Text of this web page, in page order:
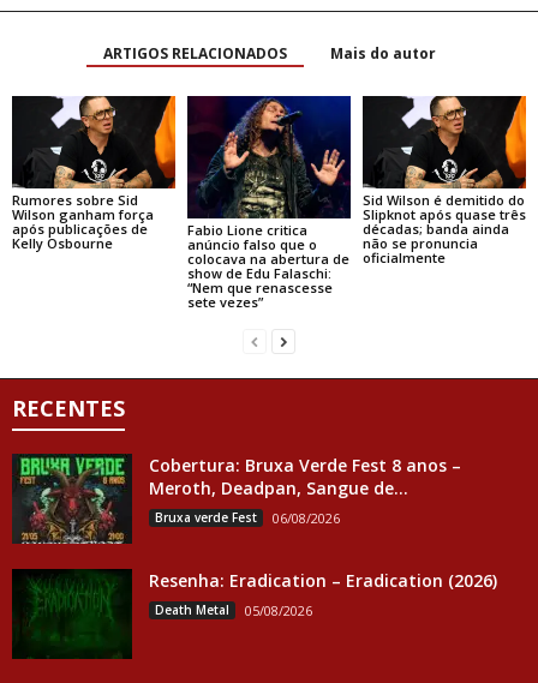
ARTIGOS RELACIONADOS Mais do autor
Rumores sobre Sid
Wilson ganham força
após publicações de
Kelly Osbourne
Fabio Lione critica
anúncio falso que o
colocava na abertura de
show de Edu Falaschi:
“Nem que renascesse
sete vezes”
Sid Wilson é demitido do
Slipknot após quase três
décadas; banda ainda
não se pronuncia
oficialmente
RECENTES
Cobertura: Bruxa Verde Fest 8 anos –
Meroth, Deadpan, Sangue de...
Bruxa verde Fest 06/08/2026
Resenha: Eradication – Eradication (2026)
Death Metal 05/08/2026